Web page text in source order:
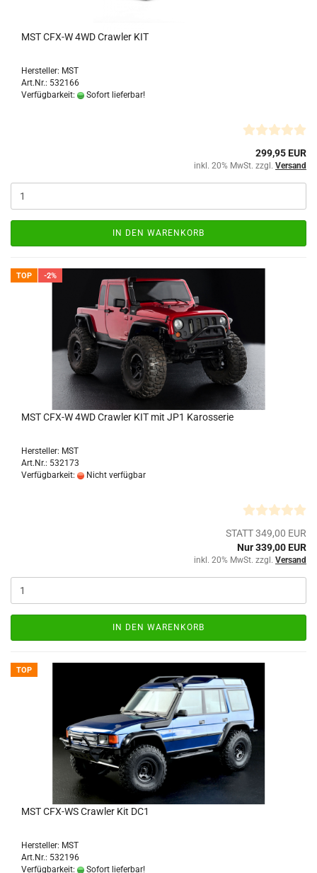
MST CFX-W 4WD Crawler KIT
Hersteller: MST
Art.Nr.: 532166
Verfügbarkeit:
Sofort lieferbar!
299,95 EUR
inkl. 20% MwSt. zzgl. Versand
IN DEN WARENKORB
TOP -2%
MST CFX-W 4WD Crawler KIT mit JP1 Karosserie
Hersteller: MST
Art.Nr.: 532173
Verfügbarkeit:
Nicht verfügbar
STATT 349,00 EUR
Nur 339,00 EUR
inkl. 20% MwSt. zzgl. Versand
IN DEN WARENKORB
TOP
MST CFX-WS Crawler Kit DC1
Hersteller: MST
Art.Nr.: 532196
Verfügbarkeit:
Sofort lieferbar!